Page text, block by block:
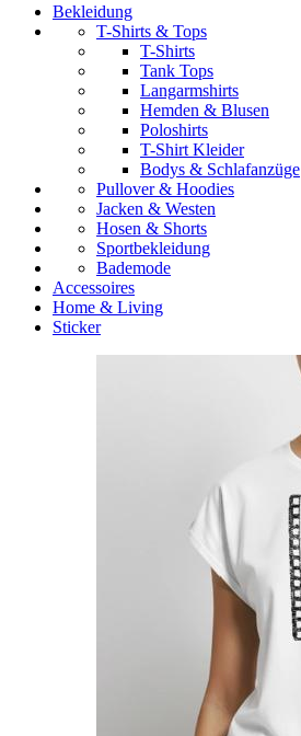
Bekleidung
T-Shirts & Tops
T-Shirts
Tank Tops
Langarmshirts
Hemden & Blusen
Poloshirts
T-Shirt Kleider
Bodys & Schlafanzüge
Pullover & Hoodies
Jacken & Westen
Hosen & Shorts
Sportbekleidung
Bademode
Accessoires
Home & Living
Sticker